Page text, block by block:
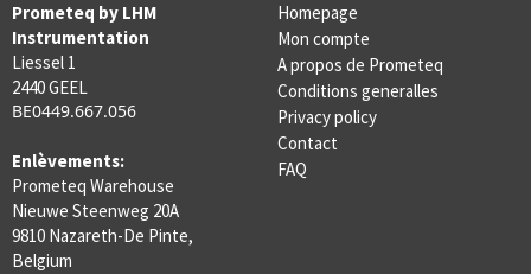
Homepage
Mon compte
A propos de Prometeq
Conditions generalles
Privacy policy
Contact
FAQ
Prometeq by LHM
Instrumentation
Liessel 1
2440 GEEL
BE0449.667.056
Enlèvements:
Prometeq Warehouse
Nieuwe Steenweg 20A
9810 Nazareth-De Pinte,
Belgium